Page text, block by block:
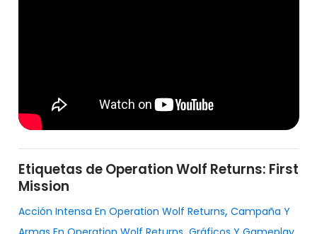
Etiquetas de Operation Wolf Returns: First
Mission
Acción Intensa En Operation Wolf Returns, Campaña Y